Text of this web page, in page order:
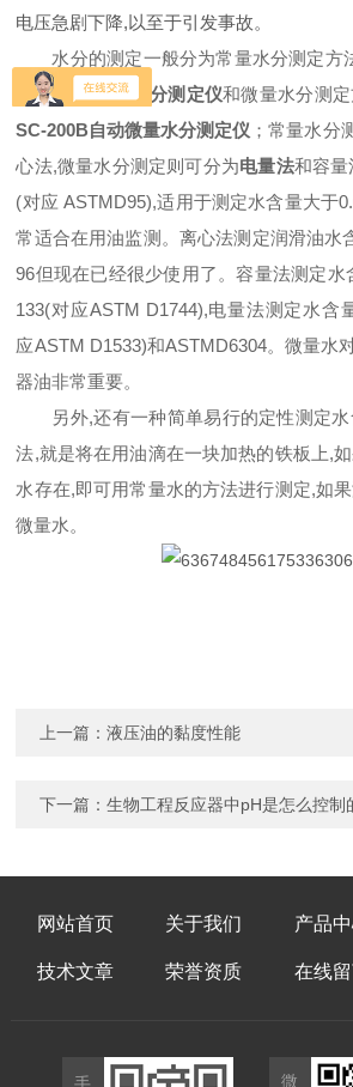
电压急剧下降,以至于引发事故。
水分的测定一般分为常量水分测定方
260A石油产品水分测定仪和微量水分测
SC-200B自动微量水分测定仪 ；常量水分
心法,微量水分测定则可分为电量法和容量
(对应 ASTMD95),适用于测定水含量大于
常适合在用油监测。离心法测定润滑油水
96但现在已经很少使用了。容量法测定水
133(对应ASTM D1744),电量法测定水含
应ASTM D1533)和ASTMD6304。微量水
器油非常重要。
另外,还有一种简单易行的定性测定
法,就是将在用油滴在一块加热的铁板上,
水存在,即可用常量水的方法进行测定,如
微量水。
上一篇：液压油的黏度性能
下一篇：生物工程反应器中pH是怎么控制
网站首页 关于我们 产品
技术文章 荣誉资质 在线
微